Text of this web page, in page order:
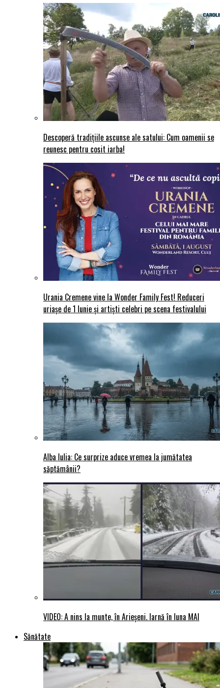
Descoperă tradițiile ascunse ale satului: Cum oamenii se
reunesc pentru cosit iarba!
Urania Cremene vine la Wonder Family Fest! Reduceri
uriașe de 1 Iunie și artiști celebri pe scena festivalului
Alba Iulia: Ce surprize aduce vremea la jumătatea
săptămânii?
VIDEO: A nins la munte, în Arieșeni. Iarnă în luna MAI
Sănătate